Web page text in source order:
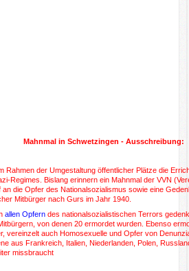
Mahnmal in Schwetzingen - Ausschreibung:
Rahmen der Umgestaltung öffentlicher Plätze die
Regimes. Bislang erinnern ein Mahnmal der VVN
an die Opfer des Nationalsozialismus sowie eine
Mitbürger nach Gurs im Jahr 1940.
allen Opfern des nationalsozialistischen Terrors
von denen 20 ermordet wurden. Ebenso
vereinzelt auch Homosexuelle und Opfer von
aus Frankreich, Italien, Niederlanden, Polen,
missbraucht